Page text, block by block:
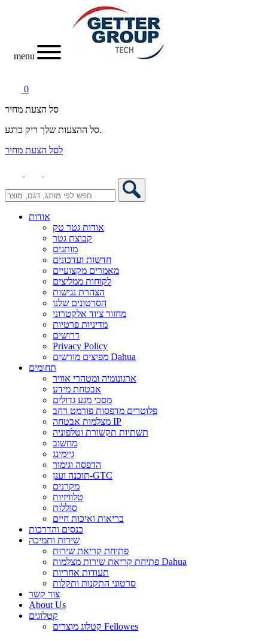
menu
0
סל הצעת מחיר
סל ההצעות שלך ריק כרגע.
לסל הצעת מחיר
אודות
אודות גטר טק
קבוצת גטר
מותגים
חדשות ועדכונים
מאמרים מקצועיים
לקוחות ממליצים
הצהרת נגישות
הסרטונים שלנו
מחזור ציוד אלקטרוני
מדיניות פרטיות
דרושים
Privacy Policy
מפיצים מורשים Dahua
תחומים
ארגונומיה ומטהרי אוויר
אבטחת מידע
מסכי מגע גדולים
פלוטרים מדפסות פורמט רחב
מצלמות אבטחה IP
תשתיות תקשורת וטלפוניה
מחשוב
גיימינג
הדפסה וגימור
תוכנה וענן-GTC
מקרנים
טלוויזיות
סוללות
בריאות ואיכות חיים
כנסים והדרכות
שירות ותמיכה
פתיחת קריאת שירות
פתיחת קריאת שירות מצלמות Dahua
תעודות אחריות
סרטוני התקנות ותקלות
צור קשר
About Us
קטלוגים
קטלוג מוצרים Fellowes